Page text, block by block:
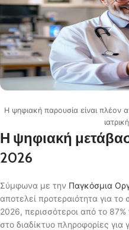
Η ψηφιακή παρουσία είναι πλέον
Η ψηφιακή
2026
Σύμφωνα με την Παγκόσμια
αποτελεί προτεραιότητα για
2026, περισσότεροι από το
στο διαδίκτυο πληροφορίες για